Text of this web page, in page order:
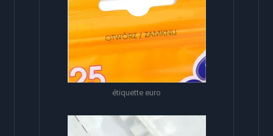
étiquette euro